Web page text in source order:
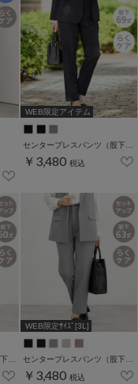
WEB限定アイテム
￥3,480 税込
センタープレスパンツ（股下６０ｃｍ）
WEB限定ｻｲｽﾞ[3L]
センタープレスパンツ（股下６３ｃｍ）
￥3,480 税込